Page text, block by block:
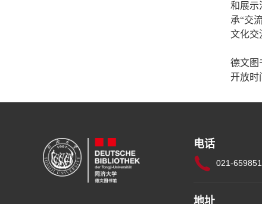
和展示
承“交
文化交
德文图
开放时
电话
021-
地址